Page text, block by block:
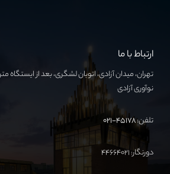
ارتباط با ما
نوآوری آزادی
تلفن:۴۵۱۷۸-۰۲۱
دورنگار: ۴۴۶۶۴۰۲۱